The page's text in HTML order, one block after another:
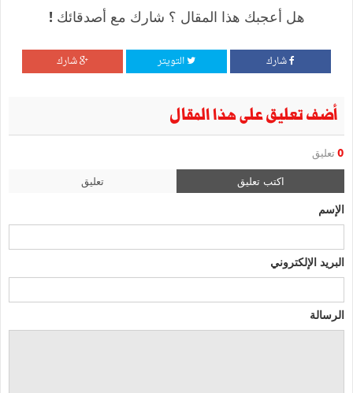
هل أعجبك هذا المقال ؟ شارك مع أصدقائك !
شارك التويتر شارك
أضف تعليق على هذا المقال
0 تعليق
اكتب تعليق تعليق
الإسم
البريد الإلكتروني
الرسالة